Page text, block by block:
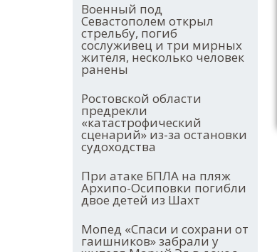
Военный под
Севастополем открыл
стрельбу, погиб
сослуживец и три мирных
жителя, несколько человек
ранены
Ростовской области
предрекли
«катастрофический
сценарий» из-за остановки
судоходства
При атаке БПЛА на пляж
Архипо-Осиповки погибли
двое детей из Шахт
Мопед «Спаси и сохрани от
гаишников» забрали у